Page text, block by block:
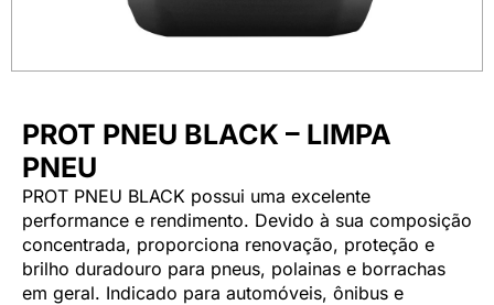
PROT PNEU BLACK – LIMPA
PNEU
PROT PNEU BLACK possui uma excelente
performance e rendimento. Devido à sua composição
concentrada, proporciona renovação, proteção e
brilho duradouro para pneus, polainas e borrachas
em geral. Indicado para automóveis, ônibus e